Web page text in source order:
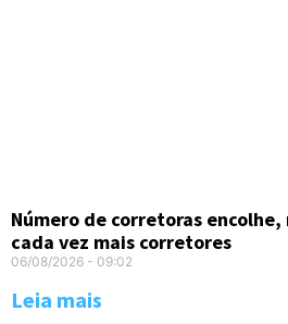
Número de corretoras
cada vez mais corretores
06/08/2026 09:02
Leia mais